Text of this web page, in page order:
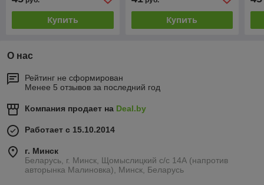
Купить Купить
О нас
Рейтинг не сформирован
Менее 5 отзывов за последний год
Компания продает на Deal.by
Работает с 15.10.2014
г. Минск
Беларусь, г. Минск, Щомыслицкий с/с 14А (напротив
авторынка Малиновка), Минск, Беларусь